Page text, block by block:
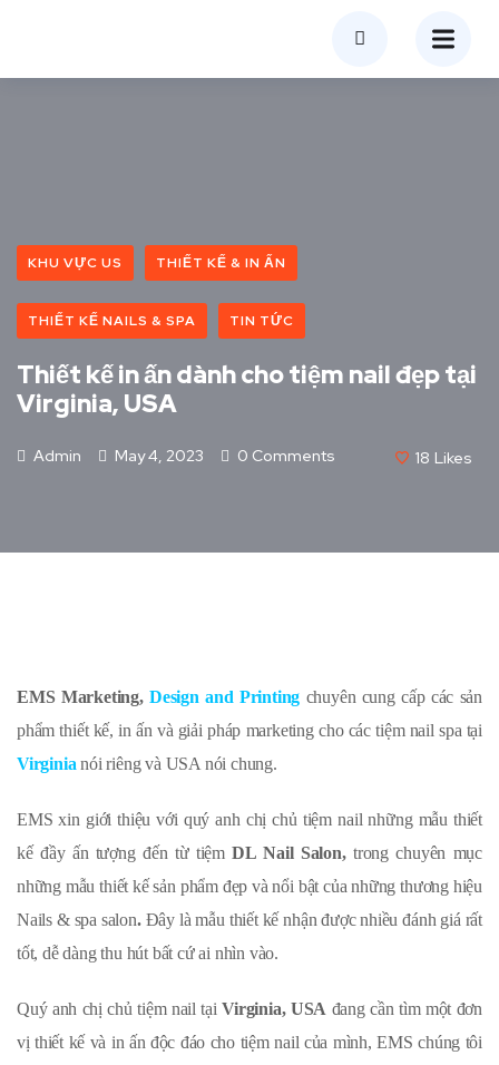
KHU VỰC US THIẾT KẾ & IN ẤN
THIẾT KẾ NAILS & SPA TIN TỨC
Thiết kế in ấn dành cho tiệm nail đẹp tại
Virginia, USA
Admin May 4, 2023 0 Comments 18 Likes
EMS Marketing,Design and Printing chuyên cung cấp các sản
phẩm thiết kế, in ấn và giải pháp marketing cho các tiệm nail spa tại
Virginia nói riêng và USA nói chung.
EMS xin giới thiệu với quý anh chị chủ tiệm nail những mẫu thiết
kế đầy ấn tượng đến từ tiệmDL Nail Salon,trong chuyên mục
những mẫu thiết kế sản phẩm đẹp và nổi bật của những thương hiệu
Nails & spa salon. Đây là mẫu thiết kế nhận được nhiều đánh giá rất
tốt, dễ dàng thu hút bất cứ ai nhìn vào.
Quý anh chị chủ tiệm nail tạiVirginia, USA đang cần tìm một đơn
vị thiết kế và in ấn độc đáo cho tiệm nail của mình, EMS chúng tôi